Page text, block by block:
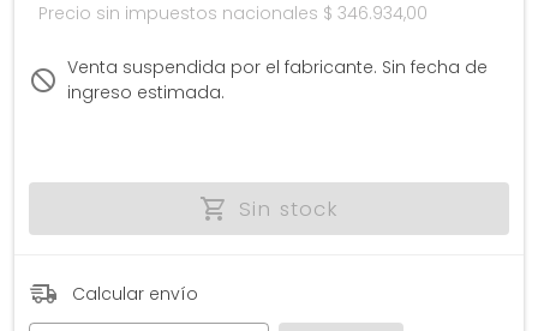
Precio sin impuestos nacionales $ 346.934,00
Venta suspendida por el fabricante. Sin fecha de
ingreso estimada.
Sin stock
Calcular envío